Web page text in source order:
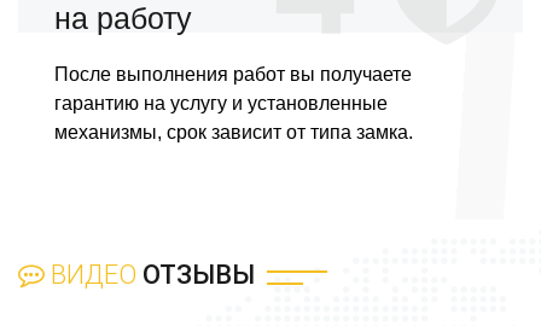
на работу
После выполнения работ вы получаете
гарантию на услугу и установленные
механизмы, срок зависит от типа замка.
ВИДЕО ОТЗЫВЫ